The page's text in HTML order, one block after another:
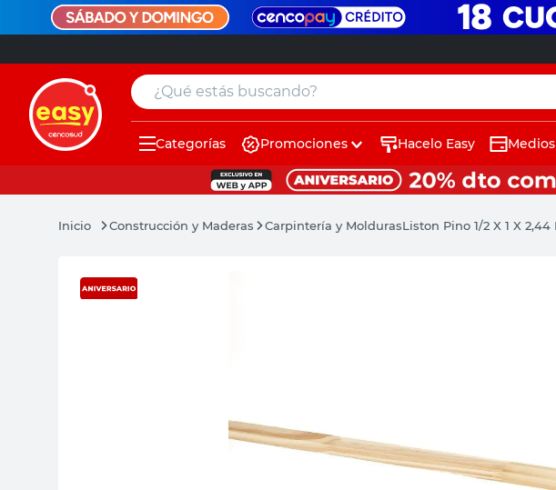
¿Qué estás buscando?
Categorías Promociones Hacelo Easy
Construcción y Maderas Carpintería y MoldurasListon Pino 1/2 X 1 X 2,44
muebles